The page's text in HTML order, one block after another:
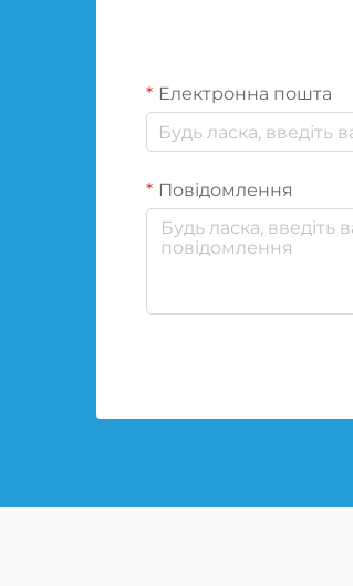
Електронна пошта
Повідомлення